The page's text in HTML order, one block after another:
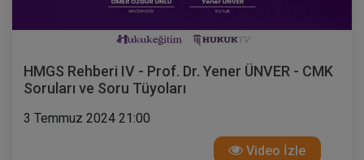
HMGS Rehberi IV - Prof. Dr. Yener ÜNVER - CMK
Soruları ve Soru Tüyoları
3 Temmuz 2024 21:00
Video İzle